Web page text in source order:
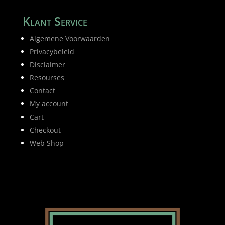
Klant Service
Algemene Voorwaarden
Privacybeleid
Disclaimer
Resourses
Contact
My account
Cart
Checkout
Web Shop